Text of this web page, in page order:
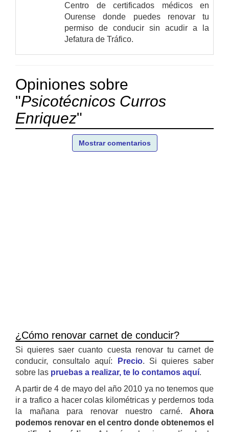
Centro de certificados médicos en
Ourense donde puedes renovar tu
permiso de conducir sin acudir a la
Jefatura de Tráfico.
Opiniones sobre
"Psicotécnicos Curros
Enriquez"
Mostrar comentarios
¿Cómo renovar carnet de conducir?
Si quieres saer cuanto cuesta renovar tu carnet de
conducir, consultalo aquí:
Precio. Si quieres saber
sobre las pruebas a realizar, te lo contamos aquí.
A partir de 4 de mayo del año 2010 ya no tenemos que
ir a trafico a hacer colas kilométricas y perdernos toda
la mañana para renovar nuestro carné. Ahora
podemos renovar en el centro donde obtenemos el